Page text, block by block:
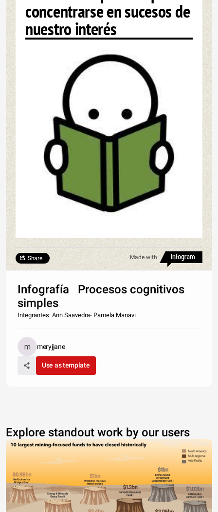
concentrarse en sucesos de
nuestro interés
Made with
Share
Infografía Procesos cognitivos
simples
Integrantes: Ann Saavedra- Pamela Manavi
meryjjane
Use as template
Explore standout work by our users